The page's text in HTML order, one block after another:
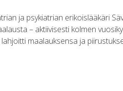
ja psykiatrian erikoislääkäri
– aktiivisesti kolmen
maalauksensa ja